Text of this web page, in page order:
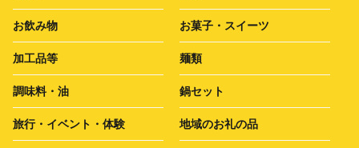
お飲み物 お菓子・スイーツ
加工品等 麺類
調味料・油 鍋セット
旅行・イベント・体験 地域のお礼の品